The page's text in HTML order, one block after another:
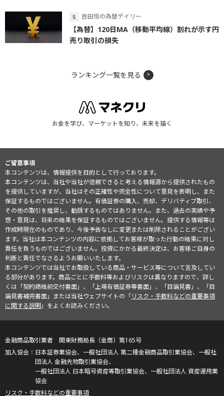
吉田恒の為替デイリー
【為替】120日MA（移動平均線）割れが示す円
売り取引の損失
ランキング一覧を見る
お金を学び、マーケットを知り、未来を描く
ご留意事項
本コンテンツは、情報提供を目的として行っております。
本コンテンツは、当社や当社が信頼できると考える情報源から提供されたもの
を提供していますが、当社はその正確性や完全性について意見を表明し、また
保証するものではございません。有価証券の購入、売却、デリバティブ取引、
その他の取引を推奨し、勧誘するものではありません。また、過去の実績や予
想・意見は、将来の結果を保証するものではございません。提供する情報等は
作成時現在のものであり、今後予告なしに変更または削除されることがござい
ます。当社は本コンテンツの内容に依拠してお客様が取った行動の結果に対し
責任を負うものではございません。投資にかかる最終決定は、お客様ご自身の
判断と責任でなさるようお願いいたします。
本コンテンツでは当社でお取扱している商品・サービス等について言及してい
る部分があります。商品ごとに手数料等およびリスクは異なりますので、詳し
くは「契約締結前交付書面」、「上場有価証券等書面」、「目論見書」、「目
論見書補完書面」または当社ウェブサイトの「リスク・手数料などの重要事項
に関する説明」をよくお読みください。
金融商品取引業者 関東財務局長（金商）第165号
日本証券業協会、一般社団法人 第二種金融商品取引業協会、一般社
団法人 金融先物取引業協会、
一般社団法人 日本暗号資産等取引業協会、一般社団法人 資産運用業
協会
リスク・手数料などの重要事項